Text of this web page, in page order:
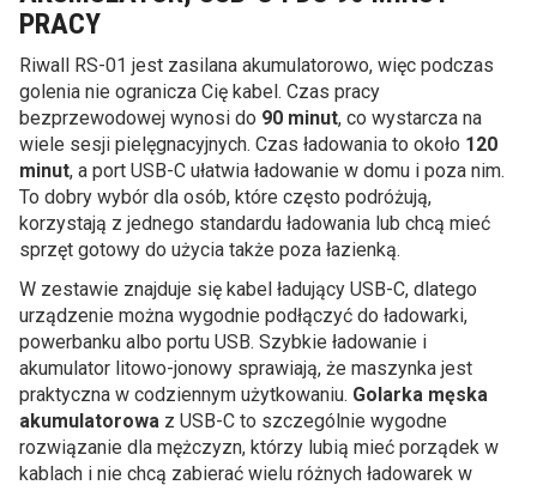
PRACY
Riwall RS-01 jest zasilana akumulatorowo, więc podczas
golenia nie ogranicza Cię kabel. Czas pracy
bezprzewodowej wynosi do 90 minut, co wystarcza na
wiele sesji pielęgnacyjnych. Czas ładowania to około 120
minut, a port USB-C ułatwia ładowanie w domu i poza nim.
To dobry wybór dla osób, które często podróżują,
korzystają z jednego standardu ładowania lub chcą mieć
sprzęt gotowy do użycia także poza łazienką.
W zestawie znajduje się kabel ładujący USB-C, dlatego
urządzenie można wygodnie podłączyć do ładowarki,
powerbanku albo portu USB. Szybkie ładowanie i
akumulator litowo-jonowy sprawiają, że maszynka jest
praktyczna w codziennym użytkowaniu. Golarka męska
akumulatorowa z USB-C to szczególnie wygodne
rozwiązanie dla mężczyzn, którzy lubią mieć porządek w
kablach i nie chcą zabierać wielu różnych ładowarek w